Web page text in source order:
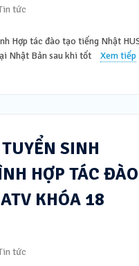
tức
Hợp tác đào tạo tiếng Nhật
Nhật Bản sau khi tốt
Xem tiếp
SINH
HỢP TÁC ĐÀO
KHÓA 18
tức